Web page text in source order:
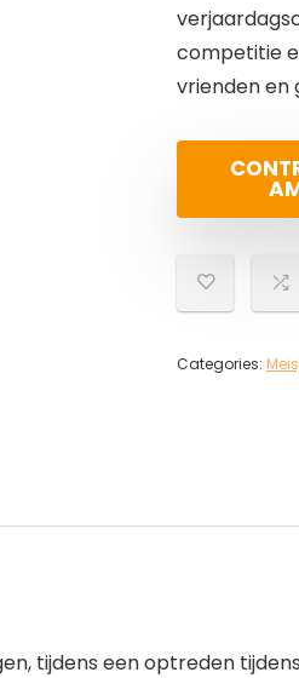
competitie
vrienden en
Categories:
tijdens een optreden